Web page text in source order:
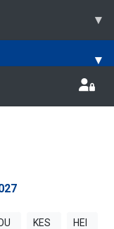
▾
▾
KES HEI